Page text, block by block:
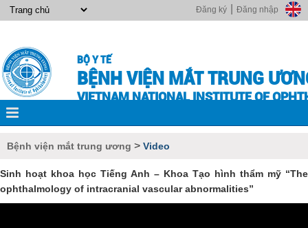
Đăng nhập
Đăng ký
BỘ Y TẾ
BỆNH VIỆN MẮT TRUNG
VIETNAM NATIONAL INSTITUTE OF
Bệnh viện mắt trung ương > Video
Sinh hoạt khoa học Tiếng Anh – Khoa Tạo hình thẩm mỹ “The
ophthalmology of intracranial vascular abnormalities”